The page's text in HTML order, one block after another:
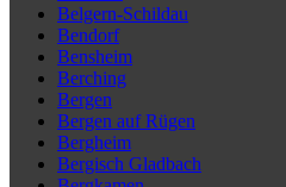
Belgern-Schildau
Bendorf
Bensheim
Berching
Bergen
Bergen auf Rügen
Bergheim
Bergisch Gladbach